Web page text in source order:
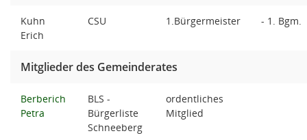
Kuhn
Erich
CSU 1.Bürgermeister - 1. Bgm.
Mitglieder des Gemeinderates
Berberich
Petra
BLS -
Bürgerliste
Schneeberg
ordentliches
Mitglied